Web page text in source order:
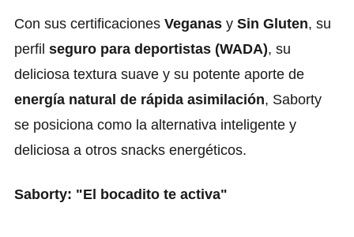
Con sus certificaciones Veganasy Sin Gluten, su
perfil seguro para deportistas (WADA), su
deliciosa textura suave y su potente aporte de
energía natural de rápida asimilación, Saborty
se posiciona como la alternativa inteligente y
deliciosa a otros snacks energéticos.
Saborty: "El bocadito te activa"